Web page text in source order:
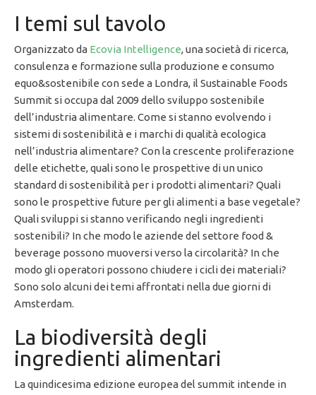
I temi sul tavolo
Organizzato da Ecovia Intelligence, una società di ricerca,
consulenza e formazione sulla produzione e consumo
equo&sostenibile con sede a Londra, il Sustainable Foods
Summit si occupa dal 2009 dello sviluppo sostenibile
dell’industria alimentare. Come si stanno evolvendo i
sistemi di sostenibilità e i marchi di qualità ecologica
nell’industria alimentare? Con la crescente proliferazione
delle etichette, quali sono le prospettive di un unico
standard di sostenibilità per i prodotti alimentari? Quali
sono le prospettive future per gli alimenti a base vegetale?
Quali sviluppi si stanno verificando negli ingredienti
sostenibili? In che modo le aziende del settore food &
beverage possono muoversi verso la circolarità? In che
modo gli operatori possono chiudere i cicli dei materiali?
Sono solo alcuni dei temi affrontati nella due giorni di
Amsterdam.
La biodiversità degli
ingredienti alimentari
La quindicesima edizione europea del summit intende in